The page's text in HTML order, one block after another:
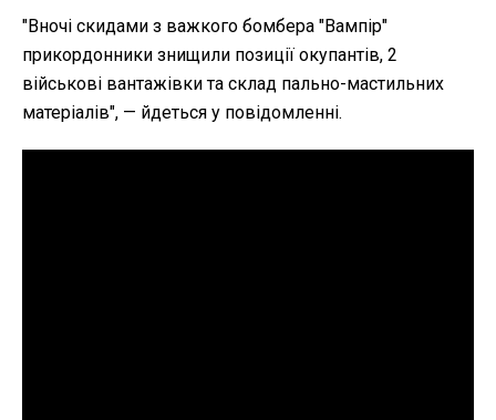
"Вночі скидами з важкого бомбера "Вампір"
прикордонники знищили позиції окупантів, 2
військові вантажівки та склад пально-мастильних
матеріалів", — йдеться у повідомленні.